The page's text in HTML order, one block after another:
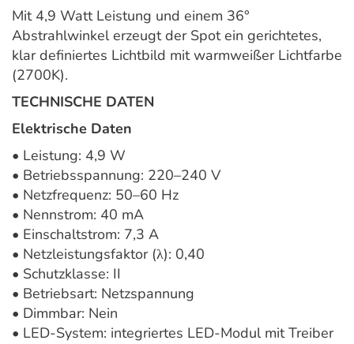
Mit 4,9 Watt Leistung und einem 36°
Abstrahlwinkel erzeugt der Spot ein gerichtetes,
klar definiertes Lichtbild mit warmweißer Lichtfarbe
(2700K).
TECHNISCHE DATEN
Elektrische Daten
• Leistung: 4,9 W
• Betriebsspannung: 220–240 V
• Netzfrequenz: 50–60 Hz
• Nennstrom: 40 mA
• Einschaltstrom: 7,3 A
• Netzleistungsfaktor (λ): 0,40
• Schutzklasse: II
• Betriebsart: Netzspannung
• Dimmbar: Nein
• LED-System: integriertes LED-Modul mit Treiber